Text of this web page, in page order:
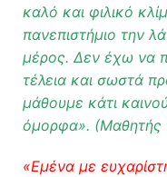
καλό και φιλικό
πανεπιστήμιο την
μέρος. Δεν έχω να
τέλεια και σωστά
μάθουμε κάτι
όμορφα». (Μαθητής
«Εμένα με